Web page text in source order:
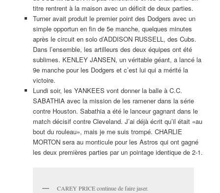
titre rentrent à la maison avec un déficit de deux parties.
Turner avait produit le premier point des Dodgers avec un
simple opportun en fin de 5e manche, quelques minutes
après le circuit en solo d’ADDISON RUSSELL, des Cubs.
Dans l’ensemble, les artilleurs des deux équipes ont été
sublimes. KENLEY JANSEN, un véritable géant, a lancé la
9e manche pour les Dodgers et c’est lui qui a mérité la
victoire.
Lundi soir, les YANKEES vont donner la balle à C.C.
SABATHIA avec la mission de les ramener dans la série
contre Houston. Sabathia a été le lanceur gagnant dans le
match décisif contre Cleveland. J’ai déjà écrit qu’il était «au
bout du rouleau», mais je me suis trompé. CHARLIE
MORTON sera au monticule pour les Astros qui ont gagné
les deux premières parties par un pointage identique de 2-1.
CAREY PRICE continue de faire jaser.